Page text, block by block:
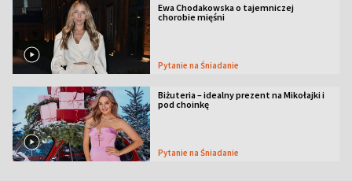
Ewa Chodakowska o tajemniczej
chorobie mięśni
Pytanie na Śniadanie
Biżuteria – idealny prezent na Mikołajki i
pod choinkę
Pytanie na Śniadanie